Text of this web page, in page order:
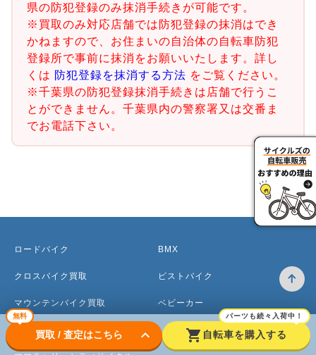
県の防犯登録のみ抹消手続きが可能です。
※買取のみ対応店舗では防犯登録の抹消はでき
かねますので、お住まいの自治体の自転車防犯
登録所で事前に抹消をお願いいたします。詳し
くは 防犯登録を抹消する方法 をご覧ください。
※千葉県の防犯登録抹消手続きは店舗で行うこ
とができません。千葉県内の警察署又は交番ま
でお電話下さい。
無料
買取 / 査定はこちら keyboard_arrow_down shopping_cart
パーツも続々入荷中！
自転車を購入する
ロードバイク
クロスバイク買取
マウンテンバイク買取
電動アシスト自転車
BMX
ピストバイク
ベビーカー